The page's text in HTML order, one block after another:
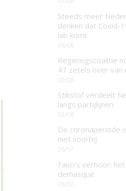
Steeds meer
denken dat Covid-
lab komt
04/08
Regeringscoalitie
47 zetels over van
02/08
Stikstof verdeelt
langs partijlijnen
02/08
De coronaperiode
niet voorbij
28/07
Fauci’s verhoor:
demasqué
28/07